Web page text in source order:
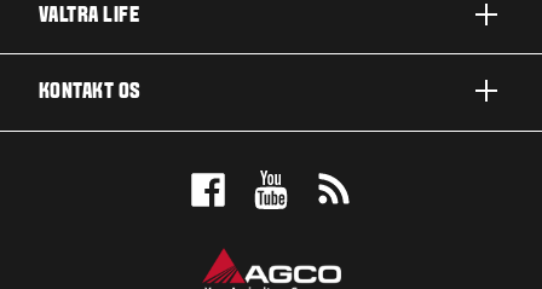
TEKNOLOGILØSNINGER
VALTRA LIFE
KONTAKT OS